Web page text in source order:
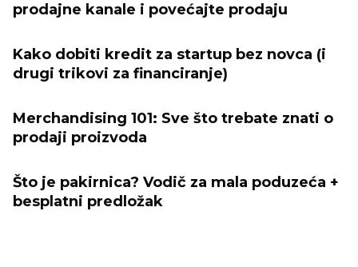
prodajne kanale i povećajte prodaju
Kako dobiti kredit za startup bez novca (i
drugi trikovi za financiranje)
Merchandising 101: Sve što trebate znati o
prodaji proizvoda
Što je pakirnica? Vodič za mala poduzeća +
besplatni predložak